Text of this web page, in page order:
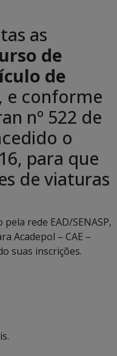
as
de
de
, e conforme
nº 522 de
o
para que
de viaturas
rede EAD/SENASP,
Acadepol – CAE –
suas inscrições.